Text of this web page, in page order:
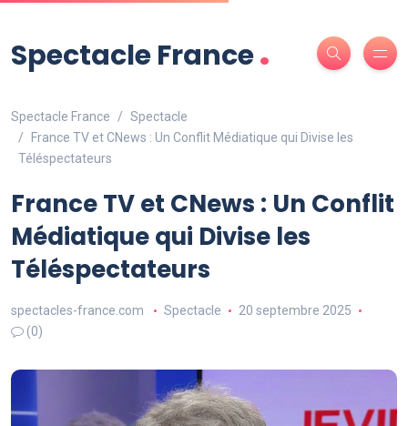
Spectacle France.
Spectacle France
Spectacle
France TV et CNews : Un Conflit Médiatique qui Divise les
Téléspectateurs
France TV et CNews : Un Conflit
Médiatique qui Divise les
Téléspectateurs
spectacles-france.com Spectacle
20 septembre 2025
(0)